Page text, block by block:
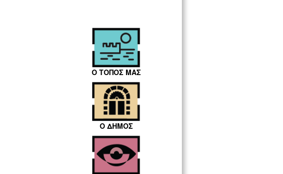
Ο ΤΟΠΟΣ ΜΑΣ
Ο ΔΗΜΟΣ